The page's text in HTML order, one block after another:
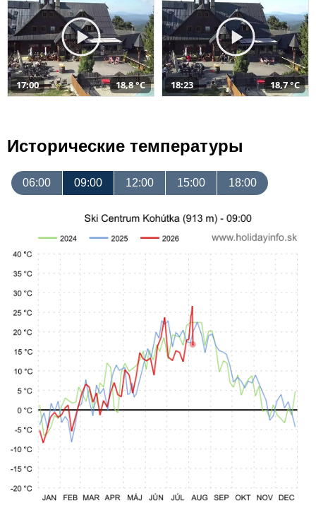
17:00 18,8 °C 18:23 18,7 °C
Исторические температуры
06:00 09:00 12:00 15:00 18:00